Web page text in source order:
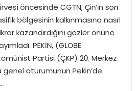
öncesinde CGTN, Çin’in son
bölgesinin kalkınmasına nasıl
kazandırdığını gözler önüne
PEKİN, (GLOBE
Partisi (ÇKP) 20. Merkez
oturumunun Pekin’de